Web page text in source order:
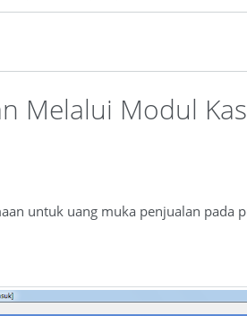
Melalui Modul
untuk uang muka penjualan pada